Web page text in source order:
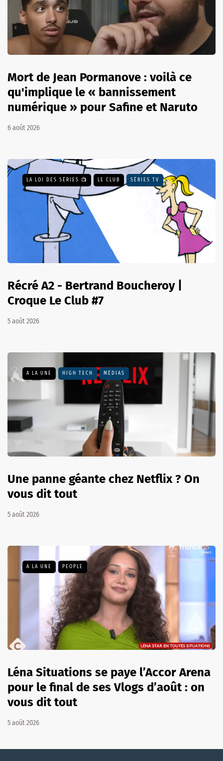
Mort de Jean Pormanove : voilà ce
qu'implique le « bannissement
numérique » pour Safine et Naruto
6 août 2026
LA LOI DES SÉRIES 📺 LE CLUB SÉRIES TV
Récré A2 - Bertrand Boucheroy |
Croque Le Club #7
5 août 2026
A LA UNE HIGH TECH MÉDIAS
Une panne géante chez Netflix ? On
vous dit tout
5 août 2026
A LA UNE PEOPLE
Léna Situations se paye l’Accor Arena
pour le final de ses Vlogs d’août : on
vous dit tout
5 août 2026